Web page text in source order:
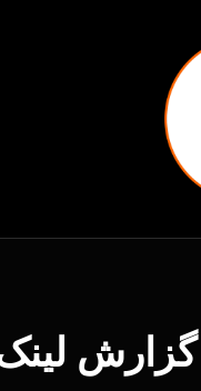
گزارش